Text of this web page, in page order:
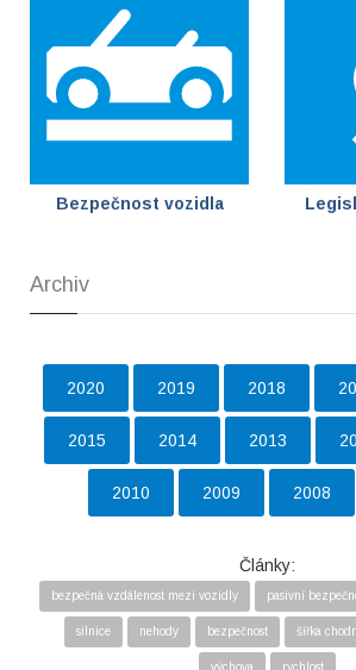
Bezpečnost vozidla
Archiv
2020 2019 2018
2015 2014 2013
2010 2009 2008
Články:
bezpečná vzdálenost mezi vozidly pasivní
silnice nehody bezpečnost šířka
výchova rychlost